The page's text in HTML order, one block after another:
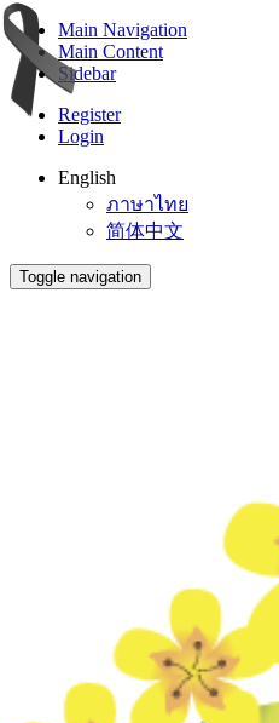
Main Navigation
Main Content
Sidebar
Register
Login
English
ภาษาไทย
简体中文
Toggle navigation